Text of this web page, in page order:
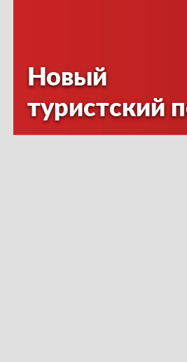
Новый
туристский